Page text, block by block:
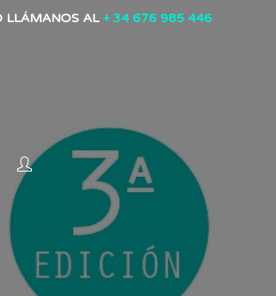
LLÁMANOS AL + 34 676 985 446